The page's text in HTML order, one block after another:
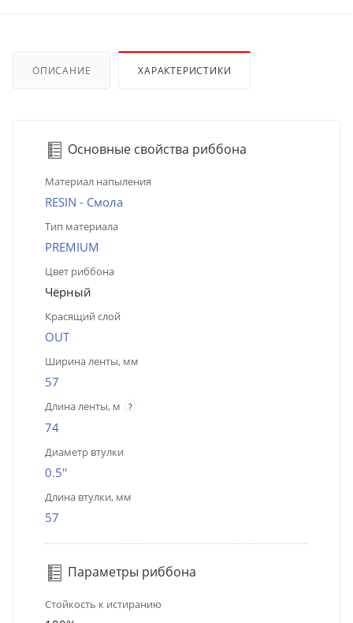
ОПИСАНИЕ ХАРАКТЕРИСТИКИ
Основные свойства риббона
Материал напыления
RESIN - Смола
Тип материала
PREMIUM
Цвет риббона
Чёрный
Красящий слой
OUT
Ширина ленты, мм
57
Длина ленты, м ?
74
Диаметр втулки
0.5''
Длина втулки, мм
57
Параметры риббона
Стойкость к истиранию